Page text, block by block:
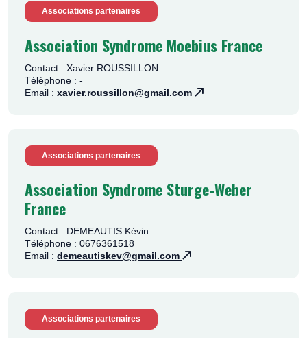
Associations partenaires
Association Syndrome Moebius France
Contact : Xavier ROUSSILLON
Téléphone : -
Email : xavier.roussillon@gmail.com
Associations partenaires
Association Syndrome Sturge-Weber
France
Contact : DEMEAUTIS Kévin
Téléphone : 0676361518
Email : demeautiskev@gmail.com
Associations partenaires